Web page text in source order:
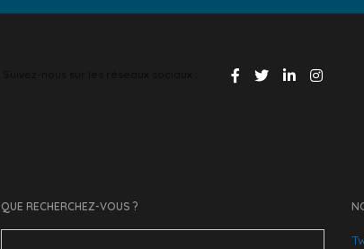
QUE RECHERCHEZ-VOUS ?
Search